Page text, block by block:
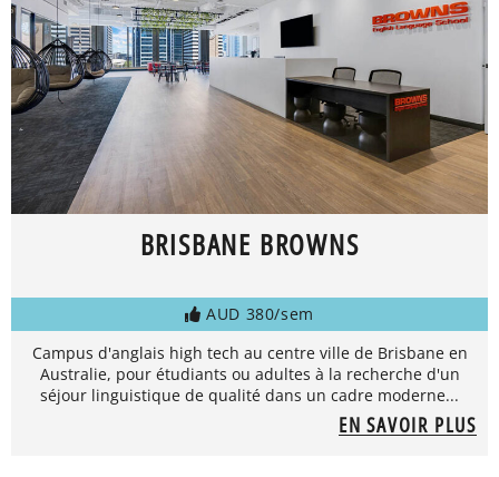
BRISBANE BROWNS
AUD 380/sem
Campus d'anglais high tech au centre ville de Brisbane en
Australie, pour étudiants ou adultes à la recherche d'un
séjour linguistique de qualité dans un cadre moderne...
EN SAVOIR PLUS